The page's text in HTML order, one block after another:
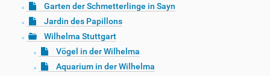
Garten der Schmetterlinge in Sayn
Jardin des Papillons
Wilhelma Stuttgart
Vögel in der Wilhelma
Aquarium in der Wilhelma